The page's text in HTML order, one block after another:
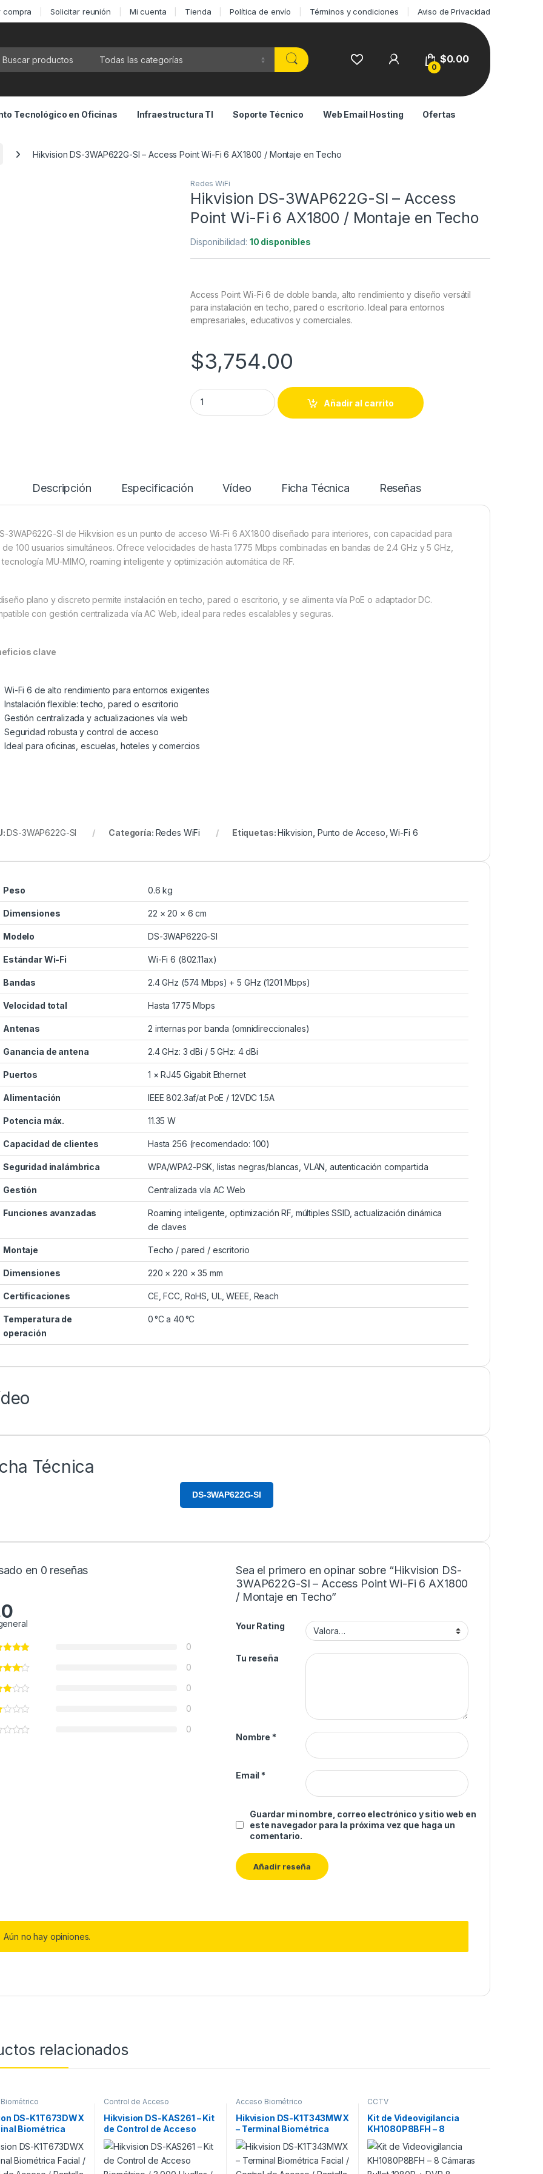
compra Solicitar reunión Mi cuenta Tienda Política de envío Términos y condiciones Aviso de Privacidad
0
$0.00
Tecnológico en Oficinas Infraestructura TI Soporte Técnico Web Email Hosting Ofertas
Hikvision DS-3WAP622G-SI – Access Point Wi-Fi 6 AX1800 / Montaje en Techo
Redes WiFi
Hikvision DS-3WAP622G-SI – Access
Point Wi-Fi 6 AX1800 / Montaje en Techo
Disponibilidad: 10 disponibles
Access Point Wi-Fi 6 de doble banda, alto rendimiento y diseño versátil
para instalación en techo, pared o escritorio. Ideal para entornos
empresariales, educativos y comerciales.
$3,754.00
Hikvision DS-3WAP622G-SI – Access Point Wi-Fi 6 AX1800 / Montaje en Techo
Añadir al carrito
Descripción Especificación Vídeo Ficha Técnica Reseñas
3WAP622G-SI de Hikvision es un punto de acceso Wi-Fi 6 AX1800 diseñado para interiores, con capacidad para
de 100 usuarios simultáneos. Ofrece velocidades de hasta 1775 Mbps combinadas en bandas de 2.4 GHz y 5 GHz,
MU-MIMO, roaming inteligente y optimización automática de RF.
plano y discreto permite instalación en techo, pared o escritorio, y se alimenta vía PoE o adaptador DC.
con gestión centralizada vía AC Web, ideal para redes escalables y seguras.
clave
Wi-Fi 6 de alto rendimiento para entornos exigentes
Instalación flexible: techo, pared o escritorio
Gestión centralizada y actualizaciones vía web
Seguridad robusta y control de acceso
Ideal para oficinas, escuelas, hoteles y comercios
DS-3WAP622G-SI Categoría: Redes WiFi Etiquetas:Hikvision Punto de Acceso ,Wi-Fi 6
Peso 0.6 kg
Dimensiones 22 × 20 × 6 cm
Modelo DS-3WAP622G-SI
Estándar Wi-Fi Wi-Fi 6 (802.11ax)
Bandas 2.4 GHz (574 Mbps) + 5 GHz (1201 Mbps)
Velocidad total Hasta 1775 Mbps
Antenas 2 internas por banda (omnidireccionales)
Ganancia de antena 2.4 GHz: 3 dBi / 5 GHz: 4 dBi
Puertos 1 × RJ45 Gigabit Ethernet
Alimentación IEEE 802.3af/at PoE / 12VDC 1.5A
Potencia máx. 11.35 W
Capacidad de clientes Hasta 256 (recomendado: 100)
Seguridad inalámbrica WPA/WPA2-PSK, listas negras/blancas, VLAN, autenticación compartida
Gestión Centralizada vía AC Web
Funciones avanzadas
Roaming inteligente, optimización RF, múltiples SSID, actualización dinámica
de claves
Montaje Techo / pared / escritorio
Dimensiones 220 × 220 × 35 mm
Certificaciones CE, FCC, RoHS, UL, WEEE, Reach
Temperatura de
operación
0 °C a 40 °C
Técnica
DS-3WAP622G-SI
en 0 reseñas
0
0
0
0
0
Sea el primero en opinar sobre “Hikvision DS-
3WAP622G-SI – Access Point Wi-Fi 6 AX1800
/ Montaje en Techo”
Your Rating
Tu reseña
Nombre *
Email *
Guardar mi nombre, correo electrónico y sitio web en
este navegador para la próxima vez que haga un
comentario.
Aún no hay opiniones.
relacionados
DS-K1T673DWX
Biométrica
7″ / Wi-Fi / IP65
Control de Acceso
Hikvision DS-KAS261 – Kit
de Control de Acceso
Biométrico / 3,000
Huellas / App Hik-Connect
Acceso Biométrico
Hikvision DS-K1T343MWX
– Terminal Biométrica
Facial / Control de Acceso
/ Pantalla Táctil / Wi-Fi /
IP65
CCTV
Kit de Videovigilancia
KH1080P8BFH – 8
Cámaras Bullet 1080P +
DVR 8 Canales +
Accesorios